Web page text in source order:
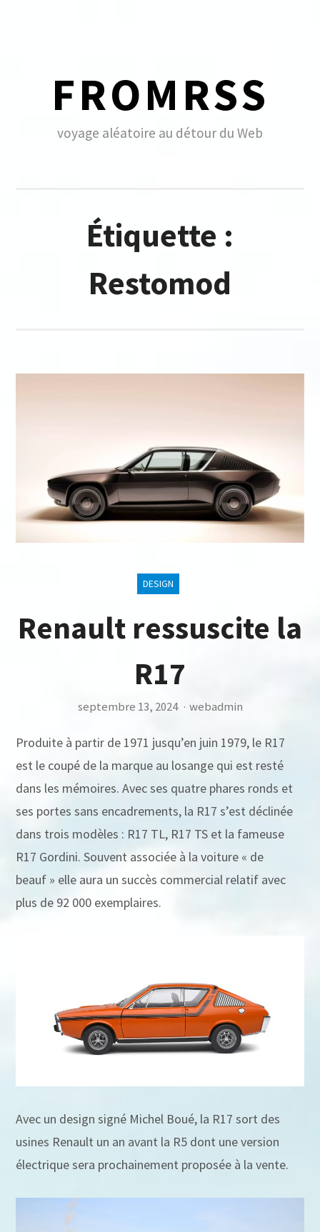
FROMRSS
voyage aléatoire au détour du Web
Étiquette :
Restomod
DESIGN
Renault ressuscite la
R17
septembre 13, 2024 · webadmin
Produite à partir de 1971 jusqu’en juin 1979, le R17
est le coupé de la marque au losange qui est resté
dans les mémoires. Avec ses quatre phares ronds et
ses portes sans encadrements, la R17 s’est déclinée
dans trois modèles : R17 TL, R17 TS et la fameuse
R17 Gordini. Souvent associée à la voiture « de
beauf » elle aura un succès commercial relatif avec
plus de 92 000 exemplaires.
Avec un design signé Michel Boué, la R17 sort des
usines Renault un an avant la R5 dont une version
électrique sera prochainement proposée à la vente.